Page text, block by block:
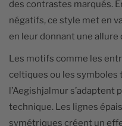
des contrastes marqués.
négatifs, ce style met en
en leur donnant une
Les motifs comme les
celtiques ou les symboles
l’Aegishjalmur
technique. Les lignes
symétriques créent un